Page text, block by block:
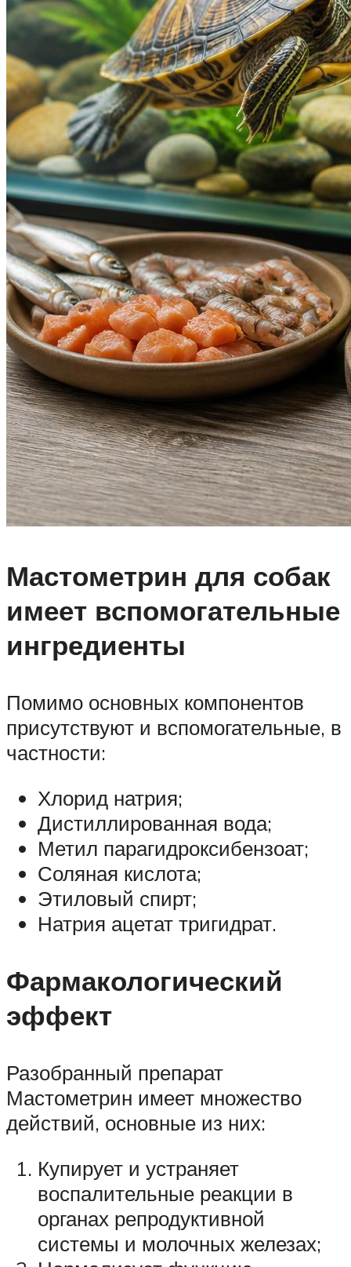
Мастометрин для собак
имеет вспомогательные
ингредиенты
Помимо основных компонентов
присутствуют и вспомогательные, в
частности:
Хлорид натрия;
Дистиллированная вода;
Метил парагидроксибензоат;
Соляная кислота;
Этиловый спирт;
Натрия ацетат тригидрат.
Фармакологический
эффект
Разобранный препарат
Мастометрин имеет множество
действий, основные из них:
Купирует и устраняет
воспалительные реакции в
органах репродуктивной
системы и молочных железах;